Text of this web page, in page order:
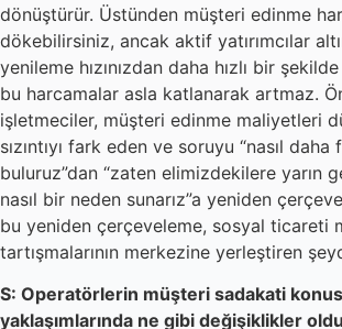
dönüştürür. Üstünden müşteri edinme
dökebilirsiniz, ancak aktif yatırımcılar
yenileme hızınızdan daha hızlı bir
bu harcamalar asla katlanarak artmaz.
işletmeciler, müşteri edinme maliyetleri
sızıntıyı fark eden ve soruyu “nasıl daha
buluruz”dan “zaten elimizdekilere yarın
nasıl bir neden sunarız”a yeniden
bu yeniden çerçeveleme, sosyal ticareti
tartışmalarının merkezine yerleştiren
S: Operatörlerin müşteri sadakati
yaklaşımlarında ne gibi değişiklikler